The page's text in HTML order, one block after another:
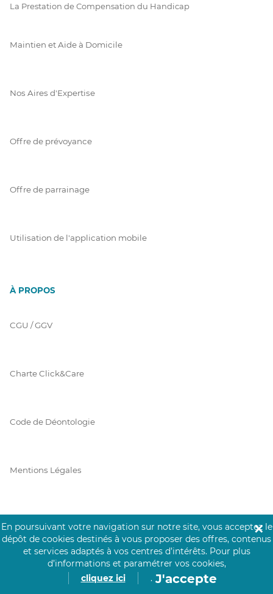
La Prestation de Compensation du Handicap
Maintien et Aide à Domicile
Nos Aires d'Expertise
Offre de prévoyance
Offre de parrainage
Utilisation de l'application mobile
À PROPOS
CGU / GGV
Charte Click&Care
Code de Déontologie
Mentions Légales
Protection des Données
En poursuivant votre navigation sur notre site, vous acceptez le
dépôt de cookies destinés à vous proposer des offres, contenus
et services adaptés à vos centres d’intérêts. Pour plus
d’informations et paramétrer vos cookies,
cliquez ici
. J'accepte
✕